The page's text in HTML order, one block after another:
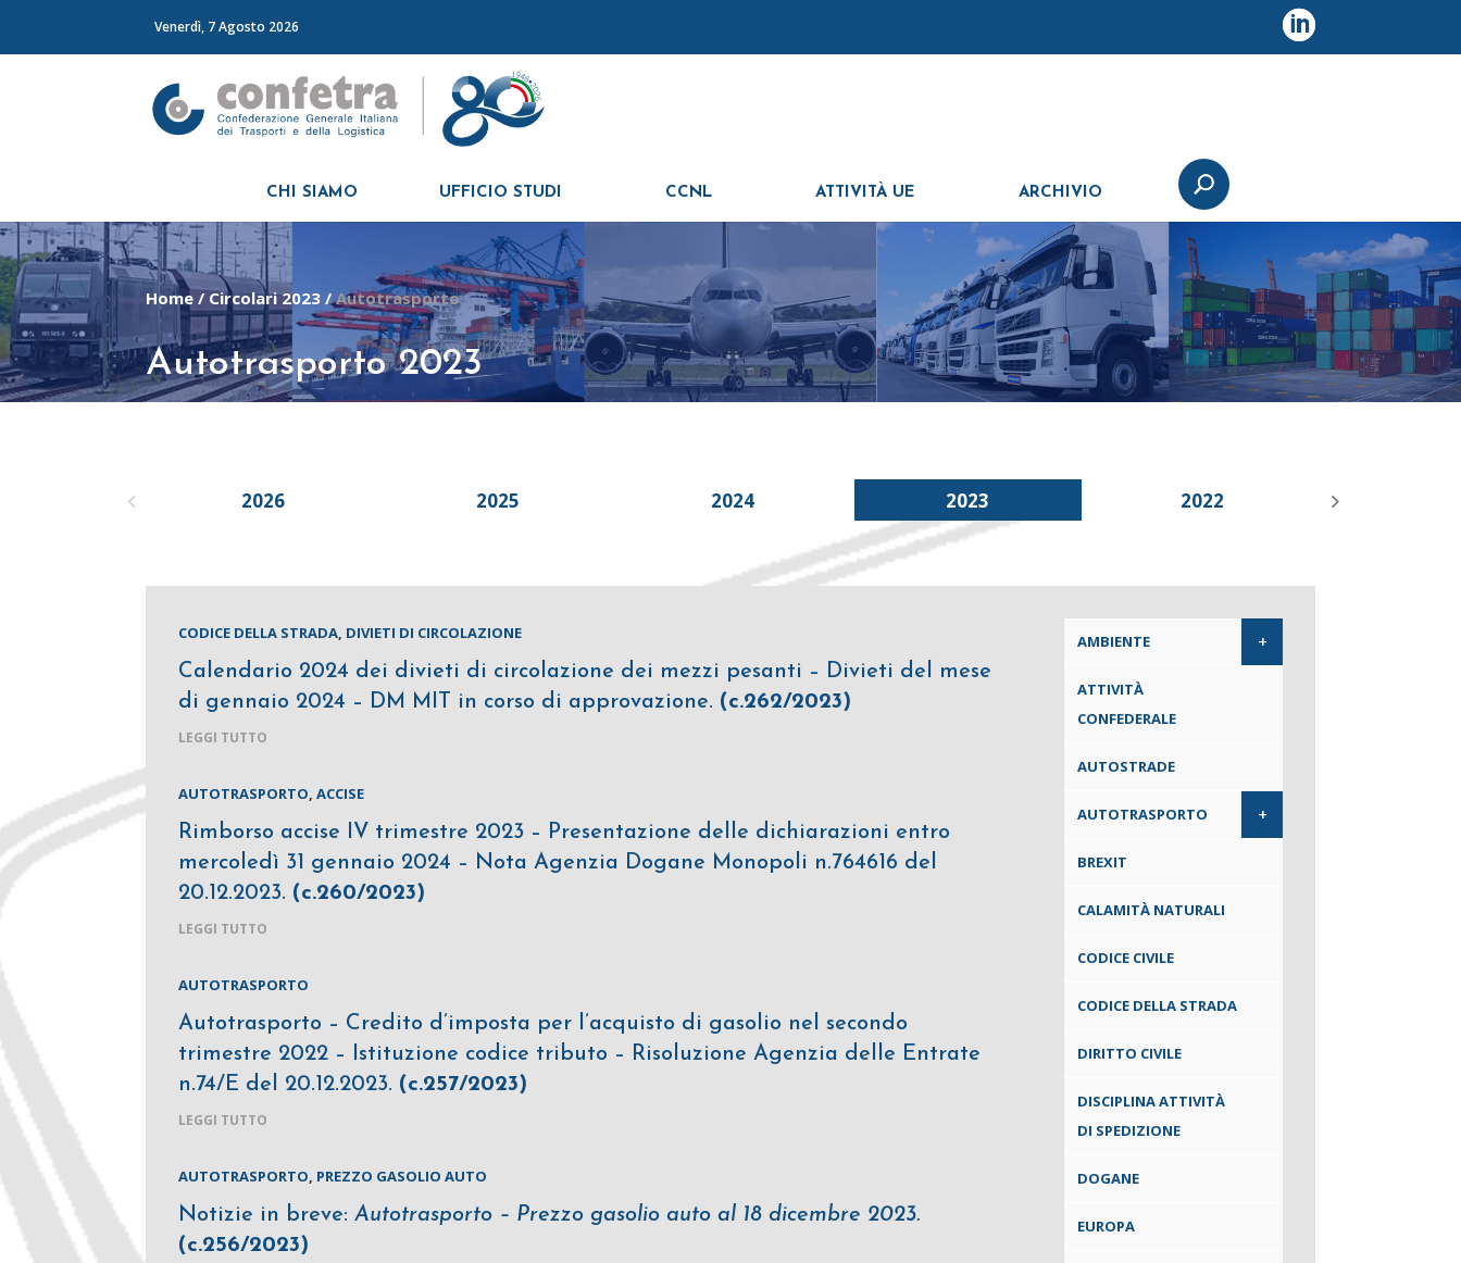
Venerdì, 7 Agosto 2026
CHI SIAMO UFFICIO STUDI CCNL ATTIVITÀ UE ARCHIVIO
Home / Circolari 2023 /Autotrasporto
Autotrasporto 2023
2026 2025 2024 2023 2022
CODICE DELLA STRADA, DIVIETI DI CIRCOLAZIONE
Calendario 2024 dei divieti di circolazione dei mezzi pesanti – Divieti del mese
di gennaio 2024 – DM MIT in corso di approvazione. (c.262/2023)
LEGGI TUTTO
AUTOTRASPORTO,ACCISE
Rimborso accise IV trimestre 2023 – Presentazione delle dichiarazioni entro
mercoledì 31 gennaio 2024 – Nota Agenzia Dogane Monopoli n.764616 del
20.12.2023. (c.260/2023)
LEGGI TUTTO
AUTOTRASPORTO
Autotrasporto – Credito d’imposta per l’acquisto di gasolio nel secondo
trimestre 2022 – Istituzione codice tributo – Risoluzione Agenzia delle Entrate
n.74/E del 20.12.2023. (c.257/2023)
LEGGI TUTTO
AUTOTRASPORTO, PREZZO GASOLIO AUTO
Notizie in breve:Autotrasporto – Prezzo gasolio auto al 18 dicembre 2023.
(c.256/2023)
AMBIENTE +
ATTIVITÀ
CONFEDERALE
AUTOSTRADE
AUTOTRASPORTO +
BREXIT
CALAMITÀ NATURALI
CODICE CIVILE
CODICE DELLA STRADA
DIRITTO CIVILE
DISCIPLINA ATTIVITÀ
DI SPEDIZIONE
DOGANE
EUROPA